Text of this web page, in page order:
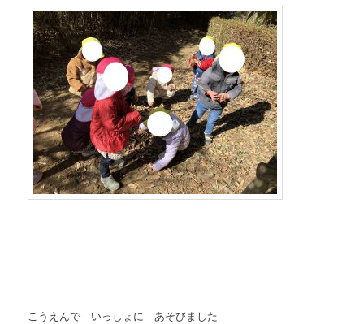
こうえんで いっしょに あそびました